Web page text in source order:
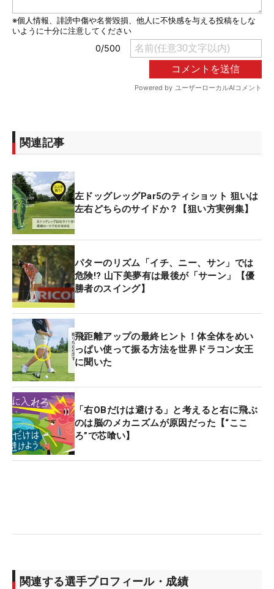
関連記事
左ドッグレッグPar5のティショット 狙いは
左右どちらのサイドか？【狙い方実例集】
パターのリズム「イチ、ニー、サン」では
危険!? 山下美夢有は最後が「サーン」【優
勝者のスイング】
飛距離アップの最終ヒント！体全体をめい
っぱい使って振る方法を世界ドラコン女王
に聞いた
「右OBだけは避ける」と考えると右に飛ぶ
のは脳のメカニズムが原因だった【“ここ
ろ”で芯喰い】
関連する選手プロフィール・成績